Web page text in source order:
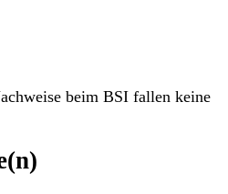
beim BSI fallen keine